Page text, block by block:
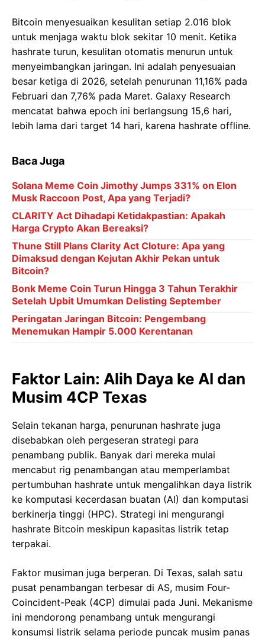
Bitcoin menyesuaikan kesulitan setiap 2.016 blok
untuk menjaga waktu blok sekitar 10 menit. Ketika
hashrate turun, kesulitan otomatis menurun untuk
menyeimbangkan jaringan. Ini adalah penyesuaian
besar ketiga di 2026, setelah penurunan 11,16% pada
Februari dan 7,76% pada Maret. Galaxy Research
mencatat bahwa epoch ini berlangsung 15,6 hari,
lebih lama dari target 14 hari, karena hashrate offline.
Baca Juga
Solana Meme Coin Jimothy Jumps 331% on Elon
Musk Raccoon Post, Apa yang Terjadi?
CLARITY Act Dihadapi Ketidakpastian: Apakah
Harga Crypto Akan Bereaksi?
Thune Still Plans Clarity Act Cloture: Apa yang
Dimaksud dengan Kejutan Akhir Pekan untuk
Bitcoin?
Bonk Meme Coin Turun Hingga 3 Tahun Terakhir
Setelah Upbit Umumkan Delisting September
Peringatan Jaringan Bitcoin: Pengembang
Menemukan Hampir 5.000 Kerentanan
Faktor Lain: Alih Daya ke AI dan
Musim 4CP Texas
Selain tekanan harga, penurunan hashrate juga
disebabkan oleh pergeseran strategi para
penambang publik. Banyak dari mereka mulai
mencabut rig penambangan atau memperlambat
pertumbuhan hashrate untuk mengalihkan daya listrik
ke komputasi kecerdasan buatan (AI) dan komputasi
berkinerja tinggi (HPC). Strategi ini mengurangi
hashrate Bitcoin meskipun kapasitas listrik tetap
terpakai.
Faktor musiman juga berperan. Di Texas, salah satu
pusat penambangan terbesar di AS, musim Four-
Coincident-Peak (4CP) dimulai pada Juni. Mekanisme
ini mendorong penambang untuk mengurangi
konsumsi listrik selama periode puncak musim panas